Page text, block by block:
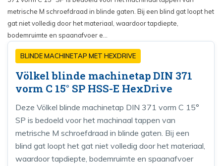
metrische M schroefdraad in blinde gaten. Bij een blind gat loopt het
gat niet volledig door het materiaal, waardoor tapdiepte,
bodemruimte en spaanafvoer e...
BLINDE MACHINETAP MET HEXDRIVE
Völkel blinde machinetap DIN 371
vorm C 15° SP HSS-E HexDrive
Deze Völkel blinde machinetap DIN 371 vorm C 15°
SP is bedoeld voor het machinaal tappen van
metrische M schroefdraad in blinde gaten. Bij een
blind gat loopt het gat niet volledig door het materiaal,
waardoor tapdiepte, bodemruimte en spaanafvoer